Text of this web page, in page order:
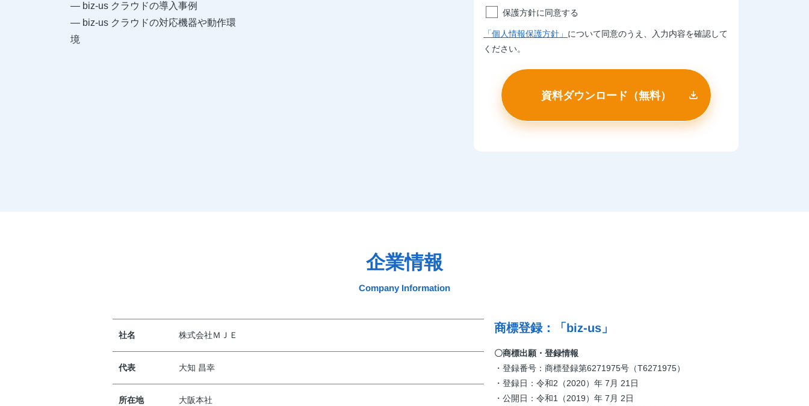
― biz-us クラウドの導入事例
― biz-us クラウドの対応機器や動作環
境
保護方針に同意する
「個人情報保護方針」 について同意のうえ、入力内容を確認して
ください。
企業情報
Company Information
社名 株式会社ＭＪＥ
代表 大知 昌幸
所在地
大阪本社
商標登録：「biz-us」
〇商標出願・登録情報
・登録番号：商標登録第6271975号（T6271975）
・登録日：令和2（2020）年 7月 21日
・公開日：令和1（2019）年 7月 2日